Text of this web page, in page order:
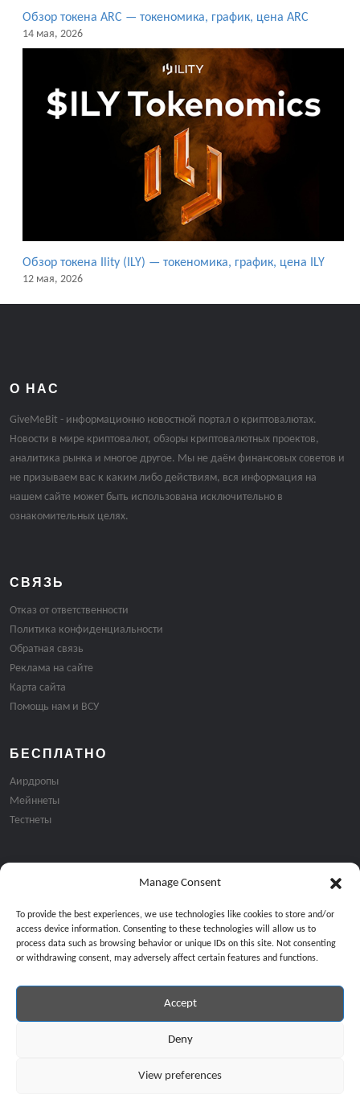
Manage Consent
To provide the best experiences, we use technologies like cookies to store and/or
access device information. Consenting to these technologies will allow us to
process data such as browsing behavior or unique IDs on this site. Not consenting
or withdrawing consent, may adversely affect certain features and functions.
Accept
Deny
View preferences
Обзор токена ARC — токеномика, график, цена ARC
14 мая, 2026
Обзор токена Ility (ILY) — токеномика, график, цена ILY
12 мая, 2026
О НАС
GiveMeBit - информационно новостной портал о криптовалютах.
Новости в мире криптовалют, обзоры криптовалютных проектов,
аналитика рынка и многое другое. Мы не даём финансовых советов и
не призываем вас к каким либо действиям, вся информация на
нашем сайте может быть использована исключительно в
ознакомительных целях.
СВЯЗЬ
Отказ от ответственности
Политика конфиденциальности
Обратная связь
Реклама на сайте
Карта сайта
Помощь нам и ВСУ
БЕСПЛАТНО
Аирдропы
Мейннеты
Тестнеты
Подписка на email рассылку:
Продолжая, вы соглашаетесь с нашей политикой
Copyright © 2024 All Rights Reserved by